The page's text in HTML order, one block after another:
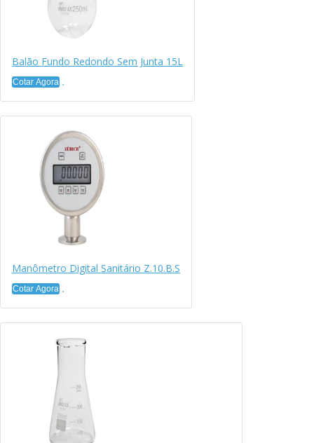
Balão Fundo Redondo Sem Junta 15L
Cotar Agora
Manômetro Digital Sanitário Z.10.B.S
Cotar Agora